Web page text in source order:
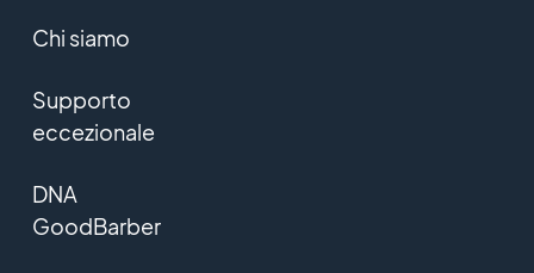
Chi siamo
Supporto
eccezionale
DNA
GoodBarber